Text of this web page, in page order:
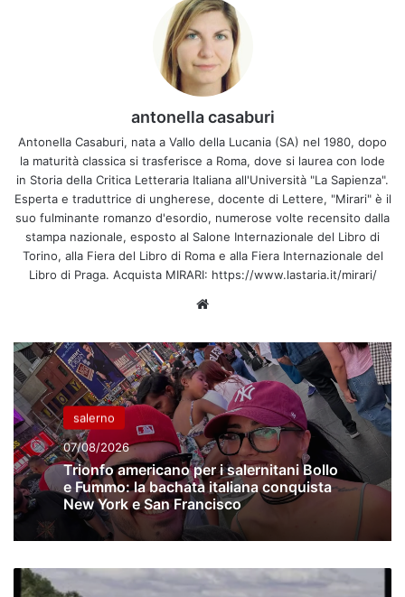
antonella casaburi
Antonella Casaburi, nata a Vallo della Lucania (SA) nel 1980, dopo
la maturità classica si trasferisce a Roma, dove si laurea con lode
in Storia della Critica Letteraria Italiana all'Università "La Sapienza".
Esperta e traduttrice di ungherese, docente di Lettere, "Mirari" è il
suo fulminante romanzo d'esordio, numerose volte recensito dalla
stampa nazionale, esposto al Salone Internazionale del Libro di
Torino, alla Fiera del Libro di Roma e alla Fiera Internazionale del
Libro di Praga. Acquista MIRARI: https://www.lastaria.it/mirari/
salerno
07/08/2026
Trionfo americano per i salernitani Bollo
e Fummo: la bachata italiana conquista
New York e San Francisco
Piloti